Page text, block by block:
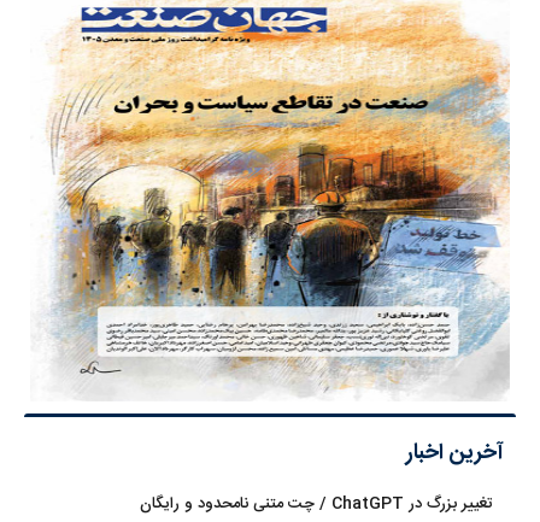
آخرین اخبار
تغییر بزرگ در ChatGPT / چت متنی نامحدود و رایگان